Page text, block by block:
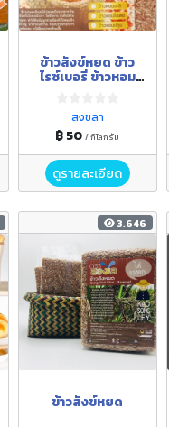
ข้าวสังข์หยด ข้าว
ไรซ์เบอรี่ ข้าวหอม
สงขลา
฿ 50/ กิโลกรัม
ดูรายละเอียด
3,646
ข้าวสังข์หยด